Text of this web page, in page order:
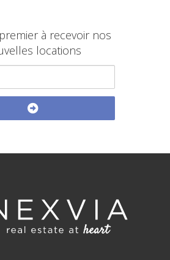
à recevoir nos
locations